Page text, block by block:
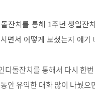
잔치를 통해 1주년 생일잔
면서 어떻게 보셨는지 얘기
디돌잔치를 통해서 다시 한
안 유익한 대화 많이 나눴으